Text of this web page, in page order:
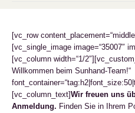
[vc_row
[vc_single_image image=“35007″
[vc_column width=“1/
Willkommen beim Sunhand-Team!“
[vc_column_text]Wir freuen uns
Anmeldung. Finden Sie in Ihrem